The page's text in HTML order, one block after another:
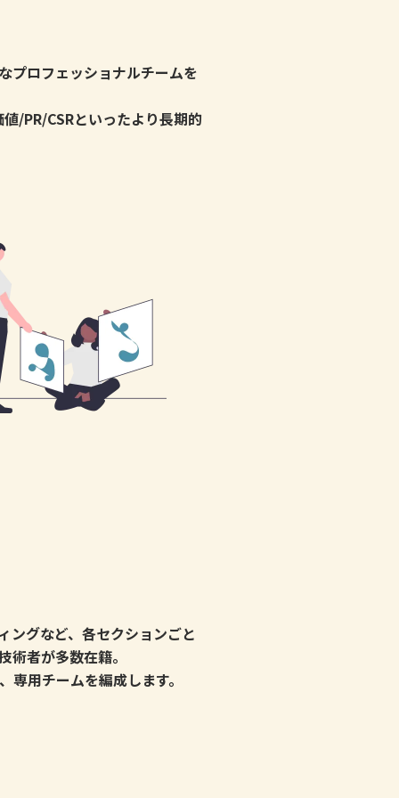
プロフェッショナルチームを
/PR/CSRといったより長期的
ングなど、各セクションごと
術者が多数在籍。
用チームを編成します。